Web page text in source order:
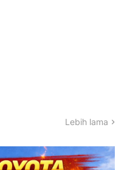
Lebih lama